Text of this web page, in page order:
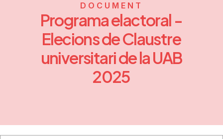
DOCUMENT
Programa elactoral -
Elecions de Claustre
universitari de la UAB
2025